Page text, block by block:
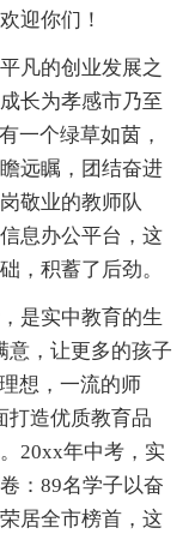
迎你们！
凡的创业发展之
长为孝感市乃至
一个绿草如茵，
远瞩，团结奋进
敬业的教师队
息办公平台，这
，积蓄了后劲。
是实中教育的生
意，让更多的孩子
想，一流的师
打造优质教育品
20xx年中考，实
：89名学子以奋
居全市榜首，这